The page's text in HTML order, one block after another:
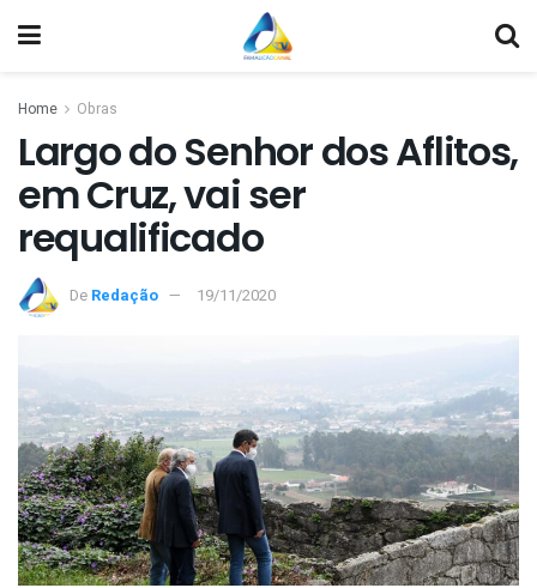
Home Obras
Largo do Senhor dos Aflitos,
em Cruz, vai ser
requalificado
De Redação 19/11/2020